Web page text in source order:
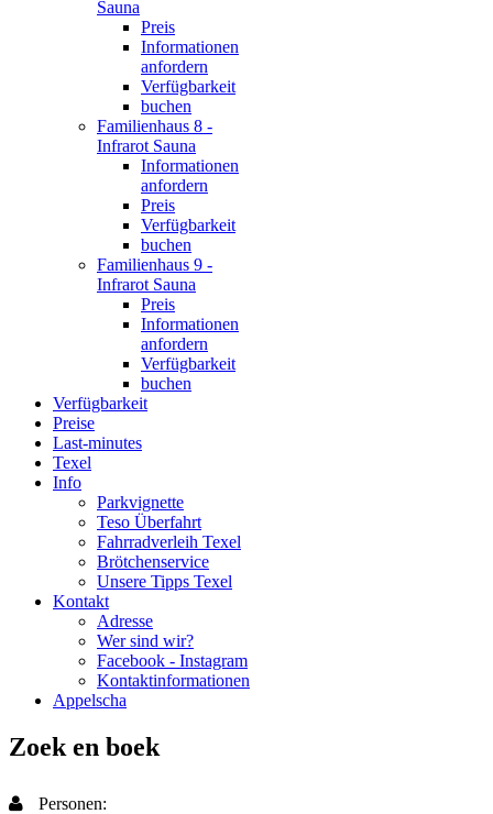
Sauna
Preis
Informationen
anfordern
Verfügbarkeit
buchen
Familienhaus 8 -
Infrarot Sauna
Informationen
anfordern
Preis
Verfügbarkeit
buchen
Familienhaus 9 -
Infrarot Sauna
Preis
Informationen
anfordern
Verfügbarkeit
buchen
Verfügbarkeit
Preise
Last-minutes
Texel
Info
Parkvignette
Teso Überfahrt
Fahrradverleih Texel
Brötchenservice
Unsere Tipps Texel
Kontakt
Adresse
Wer sind wir?
Facebook - Instagram
Kontaktinformationen
Appelscha
Zoek en boek
Personen: